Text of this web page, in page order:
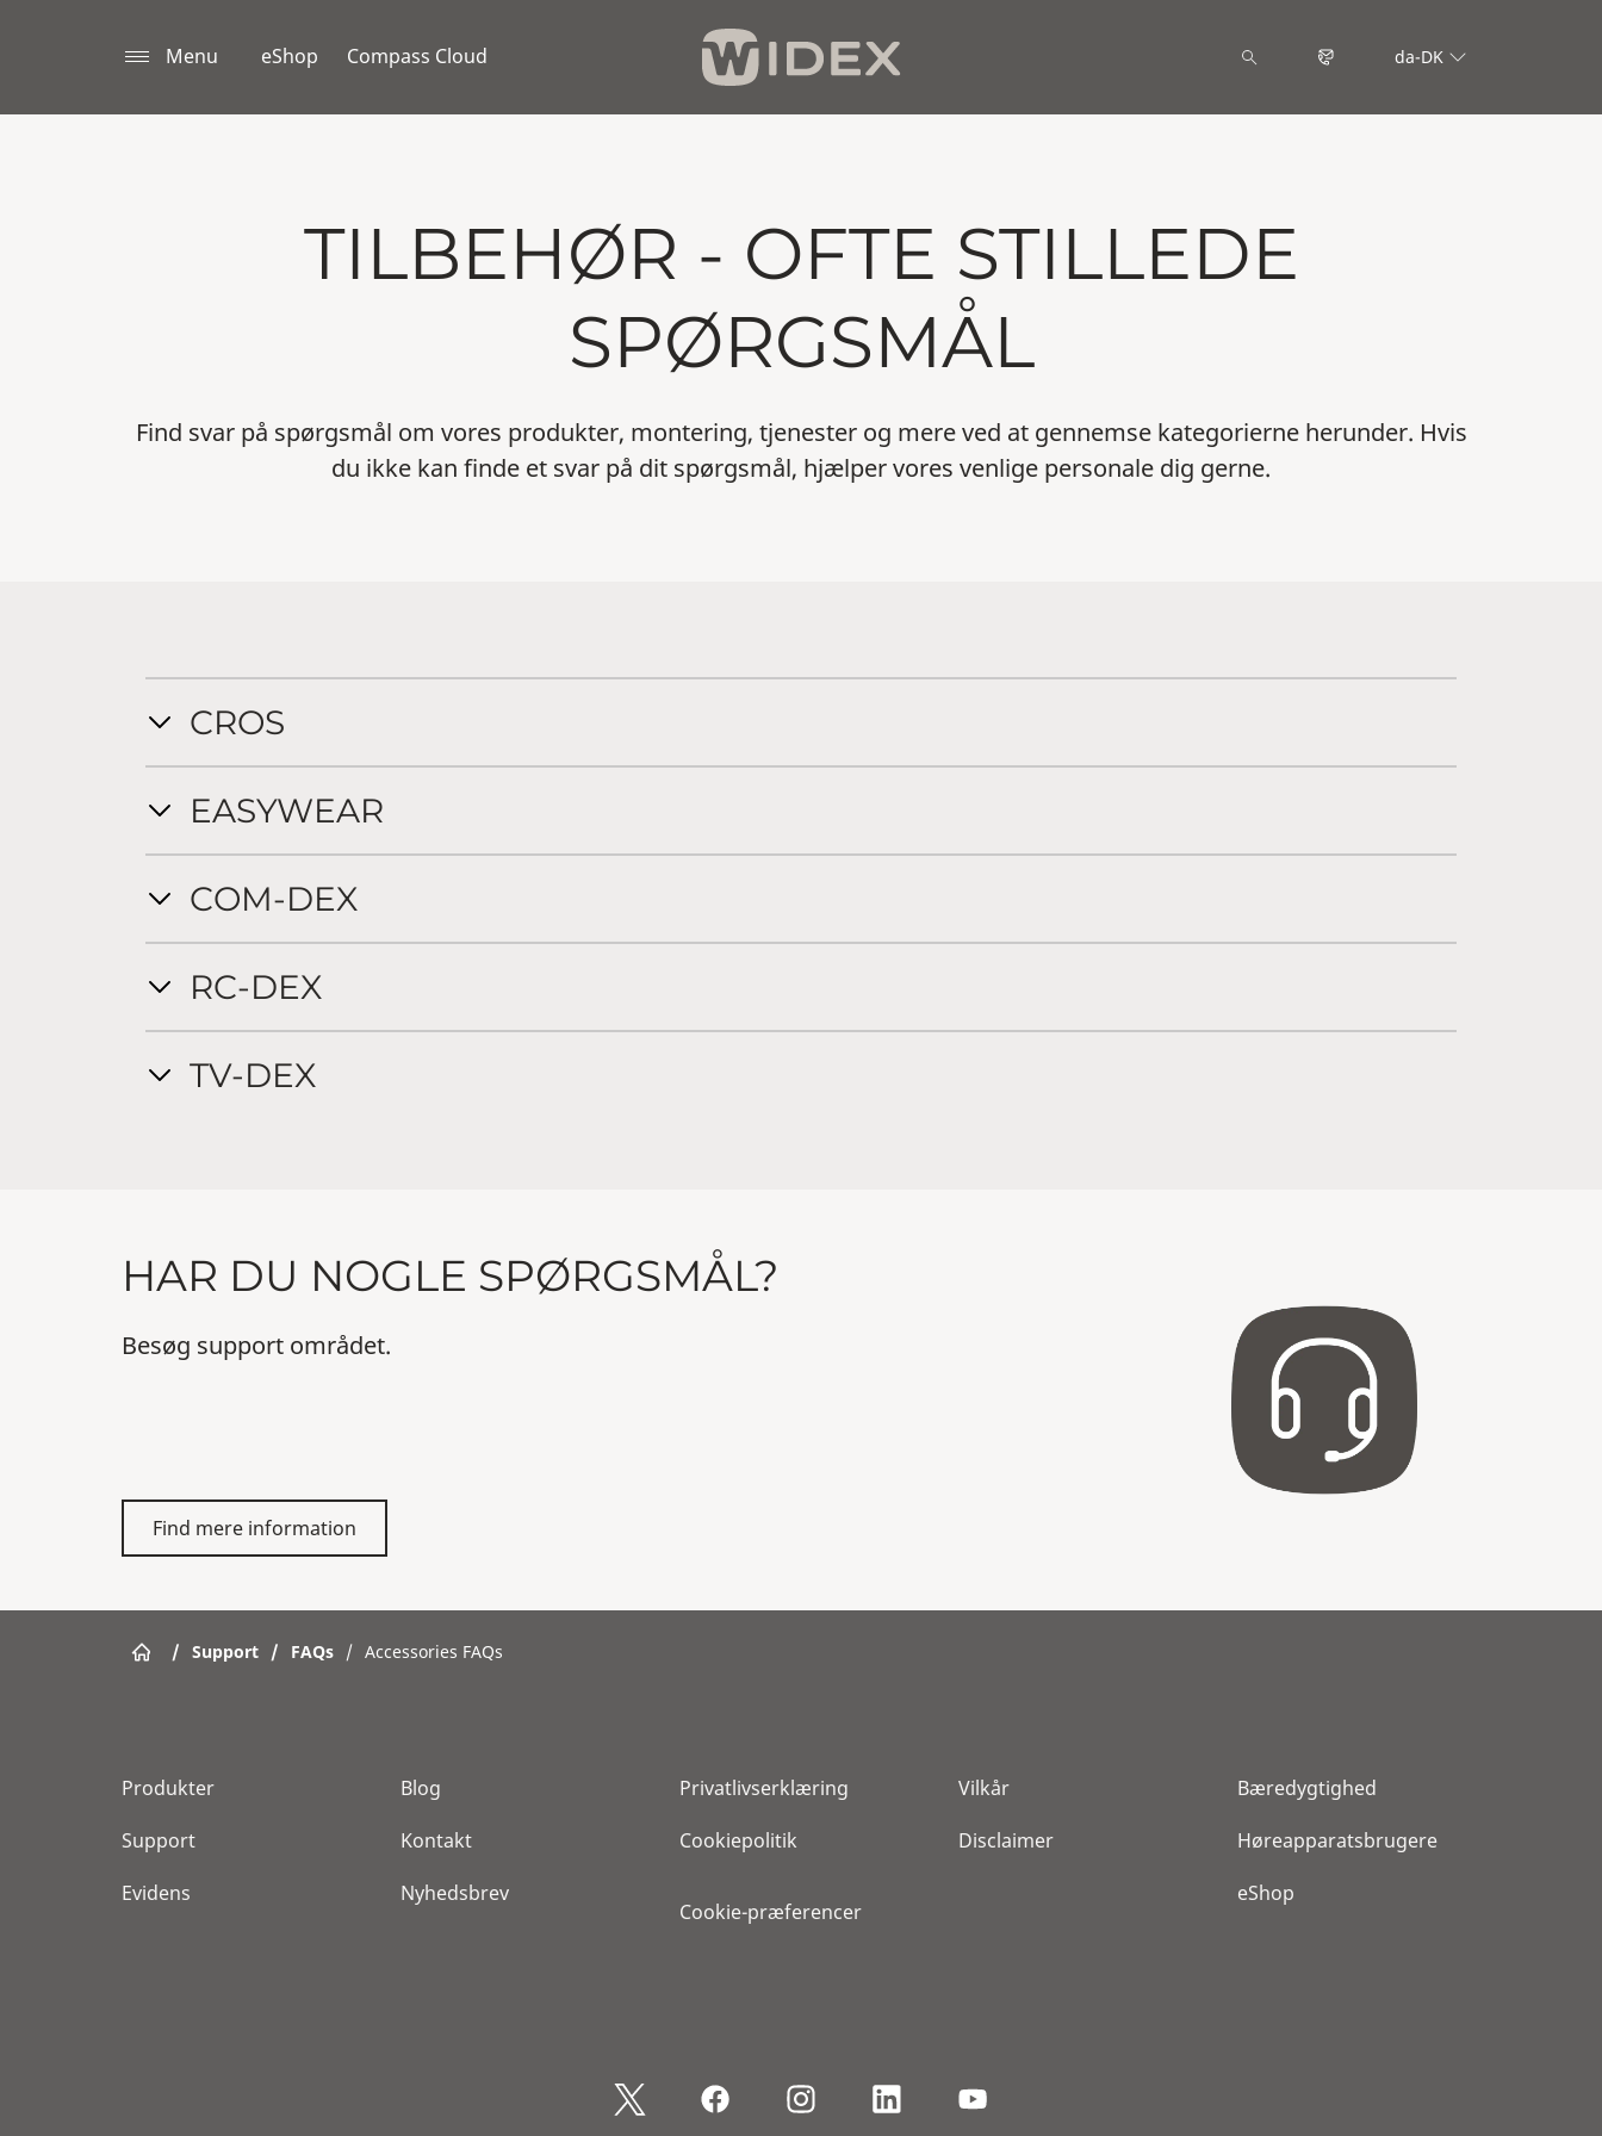
Menu eShop Compass Cloud da-DK
TILBEHØR - OFTE STILLEDE
SPØRGSMÅL
Find svar på spørgsmål om vores produkter, montering, tjenester og mere ved at gennemse kategorierne herunder. Hvis
du ikke kan finde et svar på dit spørgsmål, hjælper vores venlige personale dig gerne.
CROS
EASYWEAR
COM-DEX
RC-DEX
TV-DEX
HAR DU NOGLE SPØRGSMÅL?
Besøg support området.
Find mere information
/ Support / FAQs / Accessories FAQs
Produkter
Support
Evidens
Blog
Kontakt
Nyhedsbrev
Privatlivserklæring
Cookiepolitik
Cookie-præferencer
Vilkår
Disclaimer
Bæredygtighed
Høreapparatsbrugere
eShop